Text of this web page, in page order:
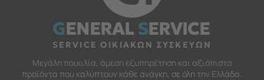
GENERALSERVICE
SERVICE ΟΙΚΙΑΚΩΝ ΣΥΣΚΕΥΩΝ
Μεγάλη ποικιλία, άμεση εξυπηρέτηση και αξιόπιστα
προϊόντα που καλύπτουν κάθε ανάγκη, σε όλη την Ελλάδα.